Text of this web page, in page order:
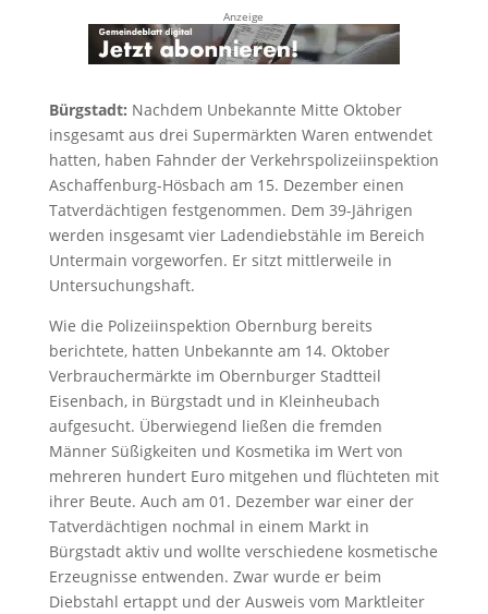
Anzeige
Bürgstadt: Nachdem Unbekannte Mitte Oktober
insgesamt aus drei Supermärkten Waren entwendet
hatten, haben Fahnder der Verkehrspolizeiinspektion
Aschaffenburg-Hösbach am 15. Dezember einen
Tatverdächtigen festgenommen. Dem 39-Jährigen
werden insgesamt vier Ladendiebstähle im Bereich
Untermain vorgeworfen. Er sitzt mittlerweile in
Untersuchungshaft.
Wie die Polizeiinspektion Obernburg bereits
berichtete, hatten Unbekannte am 14. Oktober
Verbrauchermärkte im Obernburger Stadtteil
Eisenbach, in Bürgstadt und in Kleinheubach
aufgesucht. Überwiegend ließen die fremden
Männer Süßigkeiten und Kosmetika im Wert von
mehreren hundert Euro mitgehen und flüchteten mit
ihrer Beute. Auch am 01. Dezember war einer der
Tatverdächtigen nochmal in einem Markt in
Bürgstadt aktiv und wollte verschiedene kosmetische
Erzeugnisse entwenden. Zwar wurde er beim
Diebstahl ertappt und der Ausweis vom Marktleiter